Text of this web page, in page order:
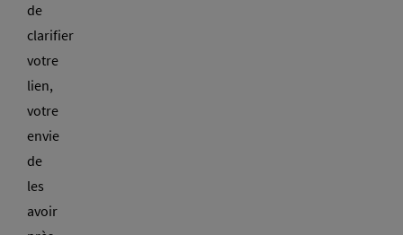
de
clarifier
votre
lien,
votre
envie
de
les
avoir